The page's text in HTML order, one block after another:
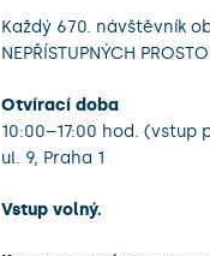
Každý 670. návštěvník
NEPŘÍSTUPNÝCH
Otvírací doba
10:00–17:00 hod.
ul. 9, Praha 1
Vstup volný.